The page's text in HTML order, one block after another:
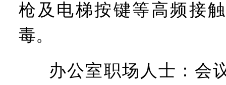
枪及电梯按键等高频接
毒。
办公室职场人士：会